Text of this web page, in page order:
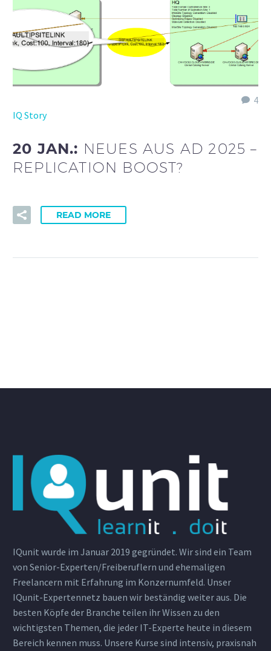
4
IQ Story
20 JAN.: NEUES AUS AD 2025 –
REPLICATION BOOST?
READ MORE
IQunit wurde im Januar 2019 gegründet. Wir sind ein Team
von Senior-Experten/Freiberuflern und ehemaligen
Freelancern mit Erfahrung im Konzernumfeld. Unser
IQunit-Expertennetz bauen wir beständig weiter aus. Die
besten Köpfe der Branche teilen ihr Wissen zu den
wichtigsten Themen, die jeder IT-Experte heute in diesem
Bereich kennen muss. Unsere Kurse sind intensiv, praxisnah